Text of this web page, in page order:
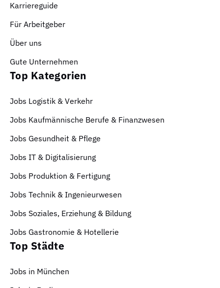
Karriereguide
Für Arbeitgeber
Über uns
Gute Unternehmen
Top Kategorien
Jobs Logistik & Verkehr
Jobs Kaufmännische Berufe & Finanzwesen
Jobs Gesundheit & Pflege
Jobs IT & Digitalisierung
Jobs Produktion & Fertigung
Jobs Technik & Ingenieurwesen
Jobs Soziales, Erziehung & Bildung
Jobs Gastronomie & Hotellerie
Top Städte
Jobs in München